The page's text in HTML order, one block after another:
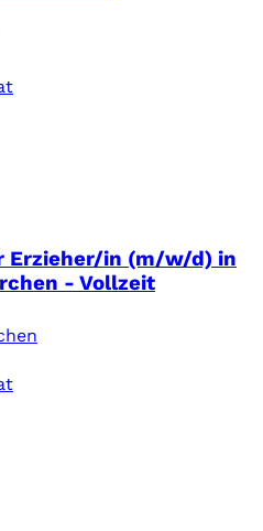
Erzieher/in (m/w/d) in
- Vollzeit